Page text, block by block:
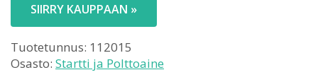
SIIRRY KAUPPAAN »
Tuotetunnus: 112015
Osasto: Startti ja Polttoaine